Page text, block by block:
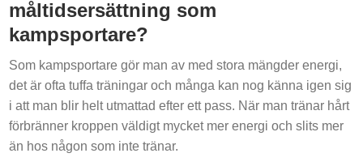
måltidsersättning som
kampsportare?
Som kampsportare gör man av med stora mängder energi,
det är ofta tuffa träningar och många kan nog känna igen sig
i att man blir helt utmattad efter ett pass. När man tränar hårt
förbränner kroppen väldigt mycket mer energi och slits mer
än hos någon som inte tränar.